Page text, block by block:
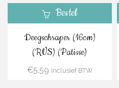
Bestel
Deegschraper (16cm)
(RVS) (Patisse)
€5.59 Inclusief BTW